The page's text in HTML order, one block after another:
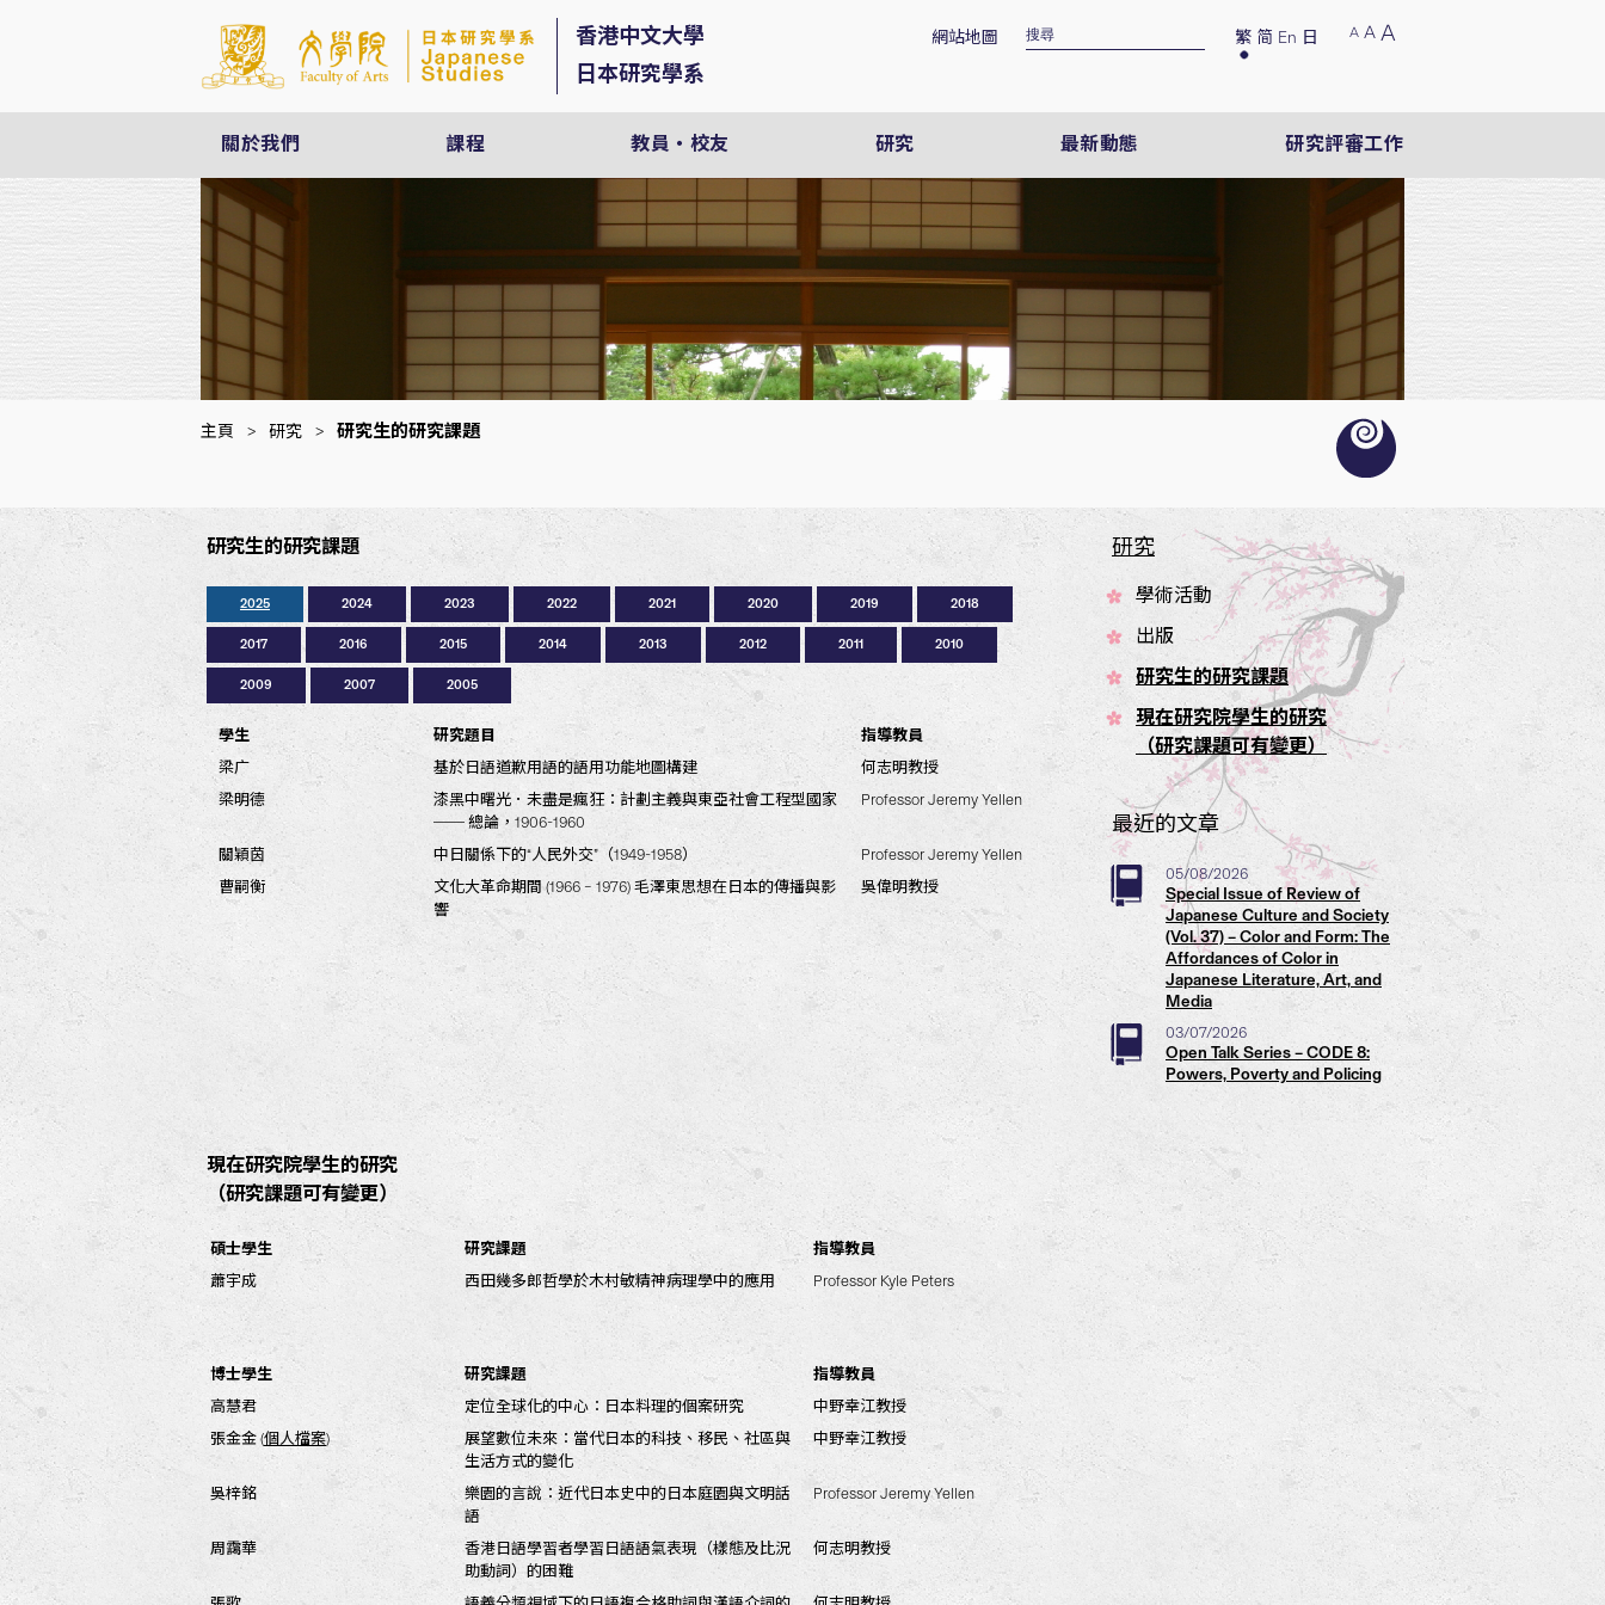
A A A
繁 简 En 日
網站地圖
香港中文大學
日本研究學系
關於我們 課程 教員・校友 研究 最新動態 研究評審工作
主頁 > 研究 > 研究生的研究課題
研究
學術活動
出版
研究生的研究課題
現在研究院學生的研究
（研究課題可有變更）
最近的文章
05/08/2026
Special Issue of Review of
Japanese Culture and Society
(Vol. 37) – Color and Form: The
Affordances of Color in
Japanese Literature, Art, and
Media
03/07/2026
Open Talk Series – CODE 8:
Powers, Poverty and Policing
研究生的研究課題
2025 2024 2023 2022 2021 2020 2019 2018
2017 2016 2015 2014 2013 2012 2011 2010
2009 2007 2005
學生 研究題目
指導教員
梁广
基於日語道歉用語的語用功能地圖構建
何志明教授
梁明德
漆黑中曙光．未盡是瘋狂：計劃主義與東亞社會工程型國家
── 總論，1906-1960
Professor Jeremy Yellen
關穎茵 中日關係下的“人民外交”（1949-1958）
Professor Jeremy Yellen
曹嗣衡
文化大革命期間 (1966 – 1976) 毛澤東思想在日本的傳播與影
響
吳偉明教授
學生 研究題目
指導教員
梁寶欣
日本遊戲的跨國消費：從《集合啦！動物森友會》看香港及
台灣玩家的數位文化
Professor Nana Okura Gagne
黃震軒 德川儒學中的樂論
劉翠琁
構想鄉土：近代日本的風景、地方性與國族認同，1881-1945
Professor Jeremy Yellen
黃穎
當代中國的文化生產與粉絲消費：在國家與市場之間 中野幸江教授
學生 研究題目
指導教員
趙偉強
數位時代粉絲圈：日本虛擬創作者粉絲的網絡參與
Professor Nana Okura Gagne
姜可依
衝突中的亞細亞主義：李大釗與吉野作造的中日關係觀的比
較
Professor Jeremy Yellen
CAIRNS-DORAN, David
Alexander
雲端之旅：日本山脈運用的實踐和精神 中野幸江教授
學生 研究題目
指導教員
譚甜甜
儒式喪祭禮在近世日本的在地化
吳偉明教授
林沛濂
日本戲劇在現代香港的歷史及人類學考察(1980-2019) 吳偉明教授
學生 研究題目
指導教員
蕭浩明
林羅山的神儒融合思想
Prof. Ng Wai Ming
杜紹康
以國際藝術祭作日本邊陲地方創生：瀨戶內國際藝術祭的多
點民族誌
Prof. Lynne Nakano
吳擇端 中日抱怨程度調節策略的比較研究 Prof. Ho Chi Ming
學生 研究題目
指導教員
勞俊文
香港日語學習者的條件句學習研究 – 從初階到高階
Prof. Ho Chi Ming
李維儉
《三國演義》 在德川日本的本地化研究 –以《通俗三國
志》、《繪本通俗三國志》 及 《風俗三國志》為中心
Prof. Ng Wai Ming
學生 研究題目
指導教員
范瀞云
日本大學的 (Ōendan)：尋找應援團紀律、承諾和表現對隊員
的意義
Prof. Lynne Nakano
丁依若 曲亭馬琴與中國四大奇書
Prof. Ng Wai Ming
梁明德
國家社會主義在東亞早期發展主義中的作用: 西原龜三的 «經
濟立國策» 及其後
Prof. Jeremy Yellen
學生 研究題目
指導教員
林超純
本田成之對中國經學史的研究與貢獻 Prof. Ng Wai Ming
學生 研究題目
指導教員
SKUTLIN, John Michael
Japan, Ink(ed): Tattooing as Decorative Body Modification in
Japan
Prof. Lynne Nakano
LEE, Wilson Wai Shing
Learning from the Rising Sun: The Japanese Presence in
Hong Kong in the 1970s and 1980s
Prof. Ng Wai Ming
WONG, Yee Lam Elim
Inheritance and the Transformation of the Cantonese
Migrants in Yokohama Chinatown from the 1860s to the
Present: A Case Study on Shatenki and the Xie Family
Prof. Ng Wai Ming
Lesbian Single Women in Tokyo: Identity, Relationships and
Community in a Heteronormative Society
Prof. Lynne Nakano
TOMSOVIC, Philip Devin The Emergence of Men’s Magazines in 1960s Japan Prof. Jeremy Yellen
學生 研究題目
指導教員
POON, Ka Tsun Keith
Gendered Fantasies and Transcultural Fandoms: Japanese
Boys’ Love Subculture in Hong Kong
Prof. Lynne Nakano
學生 研究題目
指導教員
SUN Qing
A New Generation of Young Female Chinese Migrants in
Japan: A Study of their Motivations, Challenges, and Plans
Prof. Lynne Nakano
CHI Chung-yen
日本帝國下日本與臺灣之治安法律比較研究：以臺灣人的法
律地位為中心
Prof. Ng Wai Ming
TSANG Tsz Wai
Japanese Elite Class Mothers in a Globalized World: A Study
of Japanese Expatriate Mothers in Hong Kong
Prof. Lynne Nakano
YAO Jie
Images of Japan in the Ming Pao in the Last Two Decades
(1994-2014)
Prof. Ng Wai Ming
DING Yiruo 源義經在德川時代的歷史及文藝想像 Prof. Ng Wai Ming
學生 研究題目
指導教員
John M. SKUTLIN
Turning Goth in Japan: Subcultural Identity, Ritual, and Self-
Expression
Prof. Lynne Nakano
譚兆文
Reading Murakami Novels in Hong Kong : The Search for
Meaning in an Advanced Capitalist Society
Prof. Lynne Nakano
學生 研究題目
指導教員
LIN Chao Chun
岡倉天心的中國文化觀:形成, 內涵及亞洲主義的定位
Prof. Ng Wai MIng
WONG Yee Lam
Chinese Education and Changing Cultural Identities among
the Overseas Chinese in Modern Japan: A Study of
Yokohama Overseas Chinese Women’s Association (YOCWA)
in Yokohama Chinatown.
Prof. Ng Wai Ming
學生 研究題目
指導教員
CHANG Haixia
中国中上级日语专业学生对于改定常用汉字的习得及认知情
况
Prof. Ho Chi Ming
LEE Wai Shing 日治時期香港醫療衛生史的歷史考察: 以香港日報為主要參考 Prof. Ng Wai Ming
學生 研究題目
指導教員
CHENG Connie
A Study of Hong Kong Young Adults Going to Japan on
Prof. Ng Wai Ming
NG Ka Shing
Soka Gakkai in Hong Kong: Localizing a Japanese New
Religion in a Chinese Community
Prof. Ng Wai Ming
學生 研究題目
指導教員
SUN Lin
How Young People Find Meaning through Fandom and
Consumer Culture
Prof. Lynne Nakano
學生 研究題目
指導教員
WONG Yat Yu
Perceptions of “the Other”: Overseas Experiences of
Japanese and Chinese University Students
Prof. Lynne Nakano
HE Xiao
In Pursuit of Beauty, Pleasure, and Freedom: The Meanings of
Cosplay for Hong Kong Young People
Prof. Lynne Nakano
學生 研究題目
指導教員
IU Yiu
Japanese Voice Goes Global and Local: Globalization and
Localization of the Japanese Seiju Culture in an Asian
Context
Prof. Ng Wai Ming
WONG Ching Wa Alana
Seeking Alternative Identities: Changing Masculinity among
Fashionable Young Men in Hong Kong
Prof. Lynne Nakano
學生 研究題目
指導教員
LAM Wing Sze
Adventures in Hong Kong: Migration Decisions, Adaptations
and Re-adaptations of Japanese Expatriate Wives
Prof. Lynne Nakano
現在研究院學生的研究
（研究課題可有變更）
碩士學生 研究課題
指導教員
蕭宇成
西田幾多郎哲學於木村敏精神病理學中的應用 Professor Kyle Peters
博士學生 研究課題
指導教員
高慧君
定位全球化的中心：日本料理的個案研究
中野幸江教授
張金金 (個人檔案)
展望數位未來：當代日本的科技、移民、社區與
生活方式的變化
中野幸江教授
吳梓銘
樂園的言說：近代日本史中的日本庭園與文明話
語
Professor Jeremy Yellen
周靄華
香港日語學習者學習日語語氣表現（樣態及比況
助動詞）的困難
何志明教授